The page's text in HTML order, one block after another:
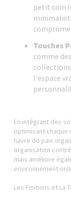
petit coin
Touches
comme
l'espace
En intégrant des
optimisant chaque
havre de paix
organisation
mais améliore
environnement
Les Finitions et La